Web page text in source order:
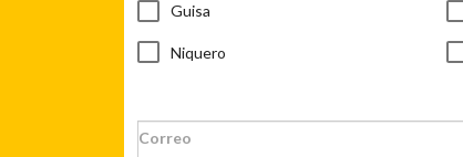
Guisa
Niquero
Correo